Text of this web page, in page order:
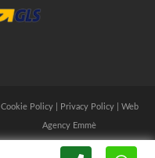
Cookie Policy| Privacy Policy| Web
Agency Emmè